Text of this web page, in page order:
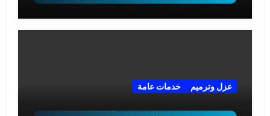
عزل وترميم خدمات عامة